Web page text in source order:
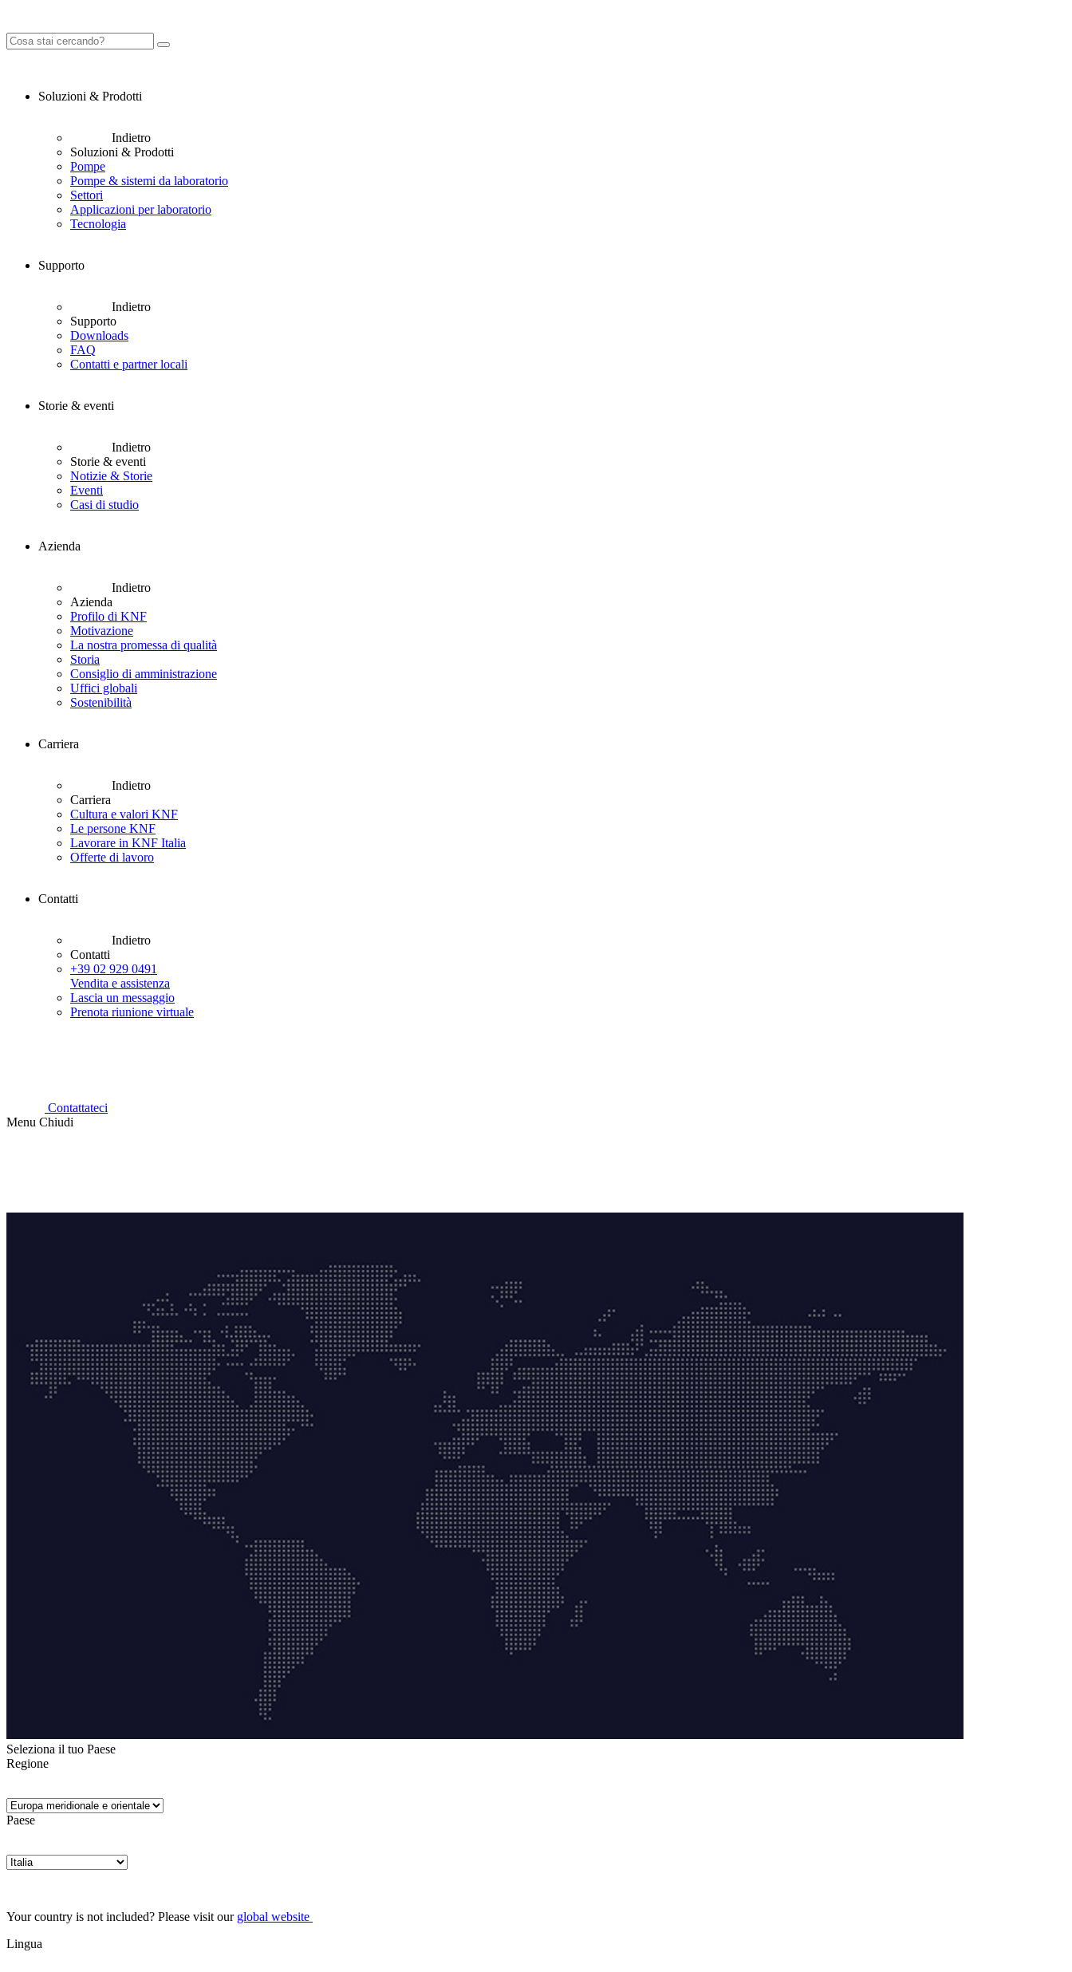
Soluzioni & Prodotti
Indietro
Soluzioni & Prodotti
Pompe
Pompe & sistemi da laboratorio
Settori
Applicazioni per laboratorio
Tecnologia
Supporto
Indietro
Supporto
Downloads
FAQ
Contatti e partner locali
Storie & eventi
Indietro
Storie & eventi
Notizie & Storie
Eventi
Casi di studio
Azienda
Indietro
Azienda
Profilo di KNF
Motivazione
La nostra promessa di qualità
Storia
Consiglio di amministrazione
Uffici globali
Sostenibilità
Carriera
Indietro
Carriera
Cultura e valori KNF
Le persone KNF
Lavorare in KNF Italia
Offerte di lavoro
Contatti
Indietro
Contatti
+39 02 929 0491
Vendita e assistenza
Lascia un messaggio
Prenota riunione virtuale
Contattateci
Menu Chiudi
Seleziona il tuo Paese
Regione
Paese
Your country is not included? Please visit our global website
Lingua